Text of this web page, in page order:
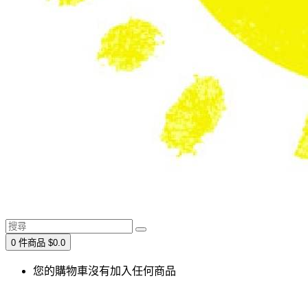
0 件商品 $0.0
您的購物車沒有加入任何商品